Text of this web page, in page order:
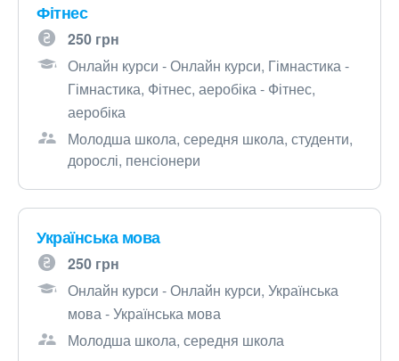
Фітнес
250 грн
Онлайн курси - Онлайн курси, Гімнастика -
Гімнастика, Фітнес, аеробіка - Фітнес,
аеробіка
Молодша школа, середня школа, студенти,
дорослі, пенсіонери
Українська мова
250 грн
Онлайн курси - Онлайн курси, Українська
мова - Українська мова
Молодша школа, середня школа